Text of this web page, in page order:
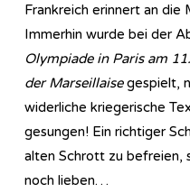
Frankreich erinnert an die
Immerhin wurde bei der
Olympiade in Paris am
der Marseillaisegespielt,
widerliche kriegerische
gesungen! Ein richtiger
alten Schrott zu befreien,
noch lieben…